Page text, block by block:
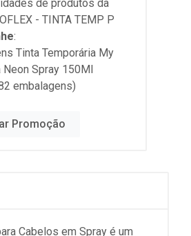
de produtos da
- TINTA TEMP P
:
Tinta Temporária My
Spray 150Ml
embalagens)
Promoção
Cabelos em Spray é um